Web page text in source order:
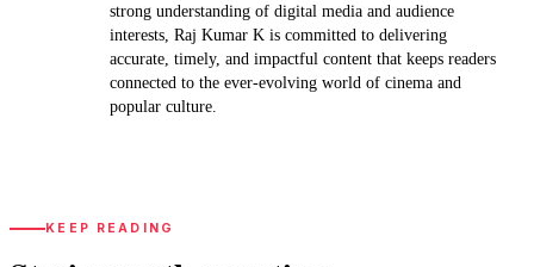
strong understanding of digital media and audience
interests, Raj Kumar K is committed to delivering
accurate, timely, and impactful content that keeps readers
connected to the ever-evolving world of cinema and
popular culture.
KEEP READING